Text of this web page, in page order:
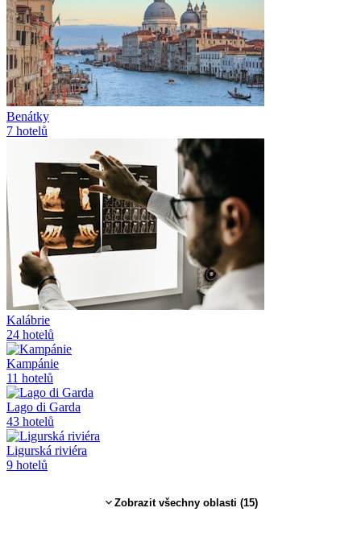
Benátky
7 hotelů
Kalábrie
24 hotelů
Kampánie
11 hotelů
Lago di Garda
43 hotelů
Ligurská riviéra
9 hotelů
Zobrazit všechny oblasti (15)